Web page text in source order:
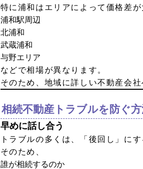
特に浦和はエリアによって価格差が
浦和駅周辺
北浦和
武蔵浦和
与野エリア
などで相場が異なります。
そのため、地域に詳しい不動産会
相続不動産トラブルを防ぐ
早めに話し合う
トラブルの多くは、「後回し」に
そのため、
誰が相続するのか